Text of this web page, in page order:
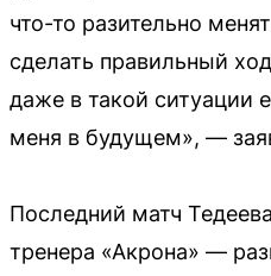
что-то разительно
сделать правильный
даже в такой ситуации
меня в будущем», —
Последний матч
тренера «Акрона» —